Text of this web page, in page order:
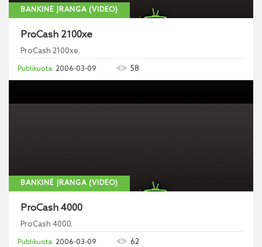
BANKINĖ ĮRANGA (VIDEO)
ProCash 2100xe
ProCash 2100xe.
2006-03-09 58
BANKINĖ ĮRANGA (VIDEO)
ProCash 4000
ProCash 4000.
2006-03-09 62